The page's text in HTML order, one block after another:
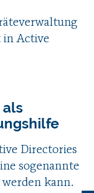
in Active
als
Directories
sogenannte
kann.